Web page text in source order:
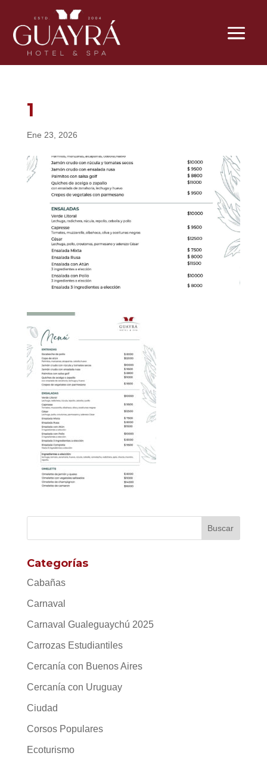
1
Ene 23, 2026
Categorías
Cabañas
Carnaval
Carnaval Gualeguaychú 2025
Carrozas Estudiantiles
Cercanía con Buenos Aires
Cercanía con Uruguay
Ciudad
Corsos Populares
Ecoturismo